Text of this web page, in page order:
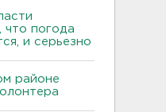
погода
и серьезно
районе